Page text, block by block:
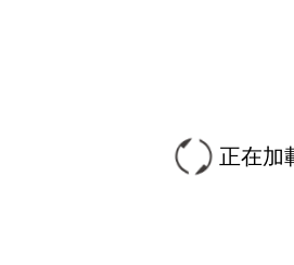
正在加